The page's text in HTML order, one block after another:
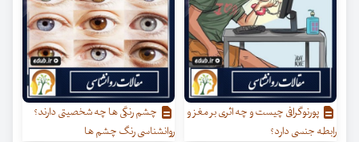
پورنوگرافی چیست و چه اثری بر مغز و
رابطه جنسی دارد؟
چشم رنگی ها چه شخصیتی دارند؟
روانشناسی رنگ چشم ها